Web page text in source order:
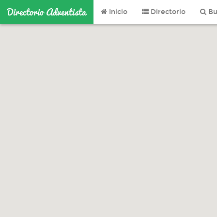
Directorio Adventista Inicio Directorio